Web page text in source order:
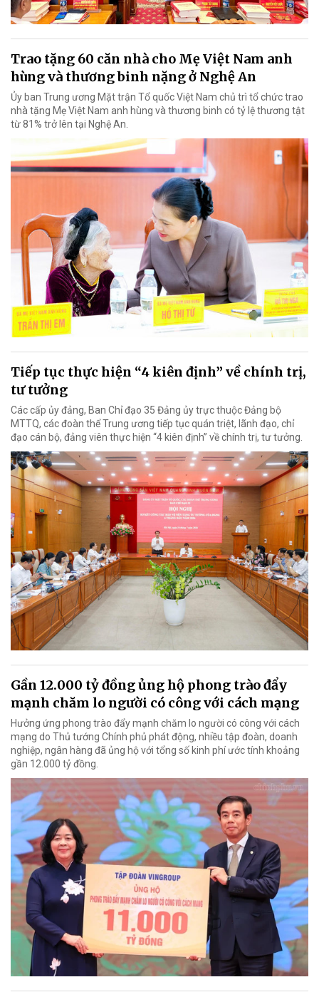
Trao tặng 60 căn nhà cho Mẹ Việt Nam anh
hùng và thương binh nặng ở Nghệ An
Ủy ban Trung ương Mặt trận Tổ quốc Việt Nam chủ trì tổ chức trao
nhà tặng Mẹ Việt Nam anh hùng và thương binh có tỷ lệ thương tật
từ 81% trở lên tại Nghệ An.
Tiếp tục thực hiện “4 kiên định” về chính trị,
tư tưởng
Các cấp ủy đảng, Ban Chỉ đạo 35 Đảng ủy trực thuộc Đảng bộ
MTTQ, các đoàn thể Trung ương tiếp tục quán triệt, lãnh đạo, chỉ
đạo cán bộ, đảng viên thực hiện “4 kiên định” về chính trị, tư tưởng.
Gần 12.000 tỷ đồng ủng hộ phong trào đẩy
mạnh chăm lo người có công với cách mạng
Hưởng ứng phong trào đẩy mạnh chăm lo người có công với cách
mạng do Thủ tướng Chính phủ phát động, nhiều tập đoàn, doanh
nghiệp, ngân hàng đã ủng hộ với tổng số kinh phí ước tính khoảng
gần 12.000 tỷ đồng.